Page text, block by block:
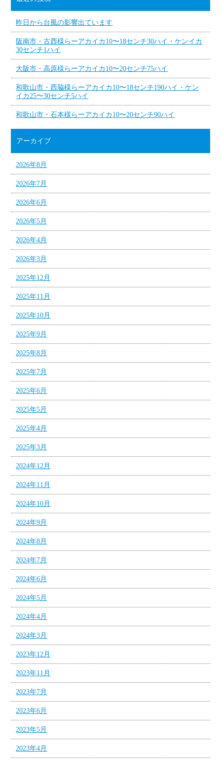
昨日から台風の影響出ています
阪南市・古西様らーアカイカ10〜18センチ30ハイ・ケンイカ
30センチ1ハイ
大阪市・高原様らーアカイカ10〜20センチ75ハイ
和歌山市・西脇様らーアカイカ10〜18センチ190ハイ・ケン
イカ25〜30センチ5ハイ
和歌山市・石本様らーアカイカ10〜20センチ90ハイ
アーカイブ
2026年8月
2026年7月
2026年6月
2026年5月
2026年4月
2026年3月
2025年12月
2025年11月
2025年10月
2025年9月
2025年8月
2025年7月
2025年6月
2025年5月
2025年4月
2025年3月
2024年12月
2024年11月
2024年10月
2024年9月
2024年8月
2024年7月
2024年6月
2024年5月
2024年4月
2024年3月
2023年12月
2023年11月
2023年7月
2023年6月
2023年5月
2023年4月